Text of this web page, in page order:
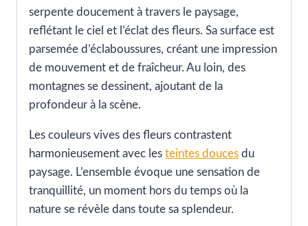
serpente doucement à travers le paysage,
reflétant le ciel et l’éclat des fleurs. Sa surface est
parsemée d’éclaboussures, créant une impression
de mouvement et de fraîcheur. Au loin, des
montagnes se dessinent, ajoutant de la
profondeur à la scène.
Les couleurs vives des fleurs contrastent
harmonieusement avec les teintes douces du
paysage. L’ensemble évoque une sensation de
tranquillité, un moment hors du temps où la
nature se révèle dans toute sa splendeur.